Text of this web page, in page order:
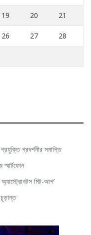
19 20 21
26 27 28
প্রদর্শনীর সমাপ্তি
স্মার্টফোন
অ্যাস্ট্রোনটস মিট-আপ’